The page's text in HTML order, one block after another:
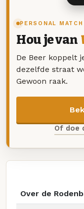
PERSONAL
Hou je van
De Beer koppelt
dezelfde straat
Gewoon raak.
Of doe
Over de